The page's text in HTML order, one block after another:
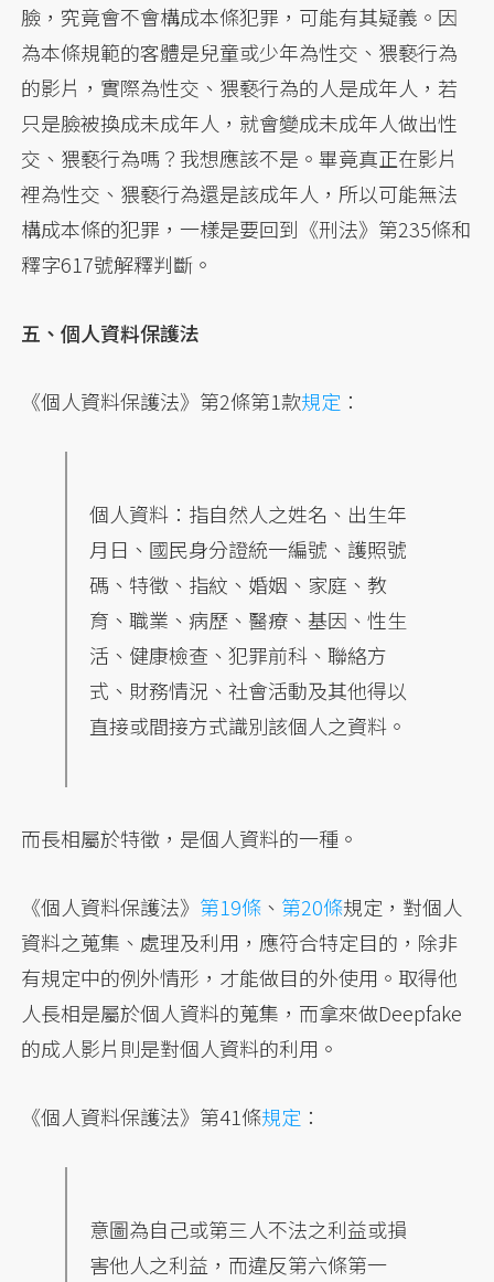
臉，究竟會不會構成本條犯罪，可能有其疑義。因
為本條規範的客體是兒童或少年為性交、猥褻行為
的影片，實際為性交、猥褻行為的人是成年人，若
只是臉被換成未成年人，就會變成未成年人做出性
交、猥褻行為嗎？我想應該不是。畢竟真正在影片
裡為性交、猥褻行為還是該成年人，所以可能無法
構成本條的犯罪，一樣是要回到《刑法》第235條和
釋字617號解釋判斷。
五、個人資料保護法
《個人資料保護法》第2條第1款規定 ：
個人資料：指自然人之姓名、出生年
月日、國民身分證統一編號、護照號
碼、特徵、指紋、婚姻、家庭、教
育、職業、病歷、醫療、基因、性生
活、健康檢查、犯罪前科、聯絡方
式、財務情況、社會活動及其他得以
直接或間接方式識別該個人之資料。
而長相屬於特徵，是個人資料的一種。
《個人資料保護法》 第19條 、 第20條規定，對個人
資料之蒐集、處理及利用，應符合特定目的，除非
有規定中的例外情形，才能做目的外使用。取得他
人長相是屬於個人資料的蒐集，而拿來做Deepfake
的成人影片則是對個人資料的利用。
《個人資料保護法》第41條規定 ：
意圖為自己或第三人不法之利益或損
害他人之利益，而違反第六條第一